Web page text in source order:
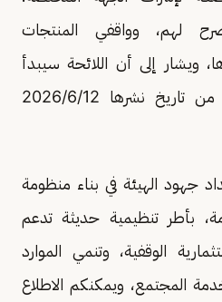
لهم، وواقفي المنتجات
ويشار إلى أن اللائحة سيبدأ
العمل بها بعد 90 يومًا من تاريخ نشرها 2026/6/12
جهود الهيئة في بناء منظومة
بأطر تنظيمية حديثة تدعم
الوقفية، وتنمي الموارد
المجتمع، ويمكنكم الاطلاع